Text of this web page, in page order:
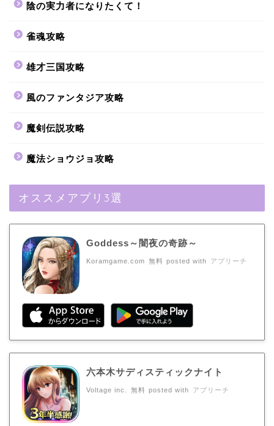
陰の実力者になりたくて！
雀魂攻略
雄才三国攻略
風のファンタジア攻略
魔剣伝説攻略
魔法ショウジョ攻略
オススメアプリ3選
Goddess～闇夜の奇跡～
Koramgame.com 無料 posted with アプリーチ
六本木サディスティックナイト
Voltage inc. 無料 posted with アプリーチ